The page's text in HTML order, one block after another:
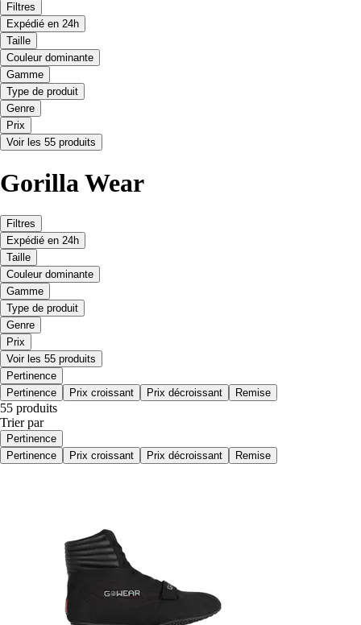
Filtres
Expédié en 24h
Taille
Couleur dominante
Gamme
Type de produit
Genre
Prix
Voir les 55 produits
Gorilla Wear
Filtres
Expédié en 24h
Taille
Couleur dominante
Gamme
Type de produit
Genre
Prix
Voir les 55 produits
Pertinence
Pertinence
Prix croissant Prix décroissant Remise
55 produits
Trier par
Pertinence
Pertinence
Prix croissant Prix décroissant Remise